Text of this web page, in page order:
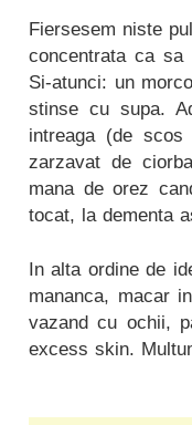
Fiersesem niste
concentrata ca sa
Si-atunci: un
stinse cu supa.
intreaga (de
zarzavat de
mana de orez
tocat, la dementa
In alta ordine de
mananca, macar
vazand cu ochii,
excess skin.